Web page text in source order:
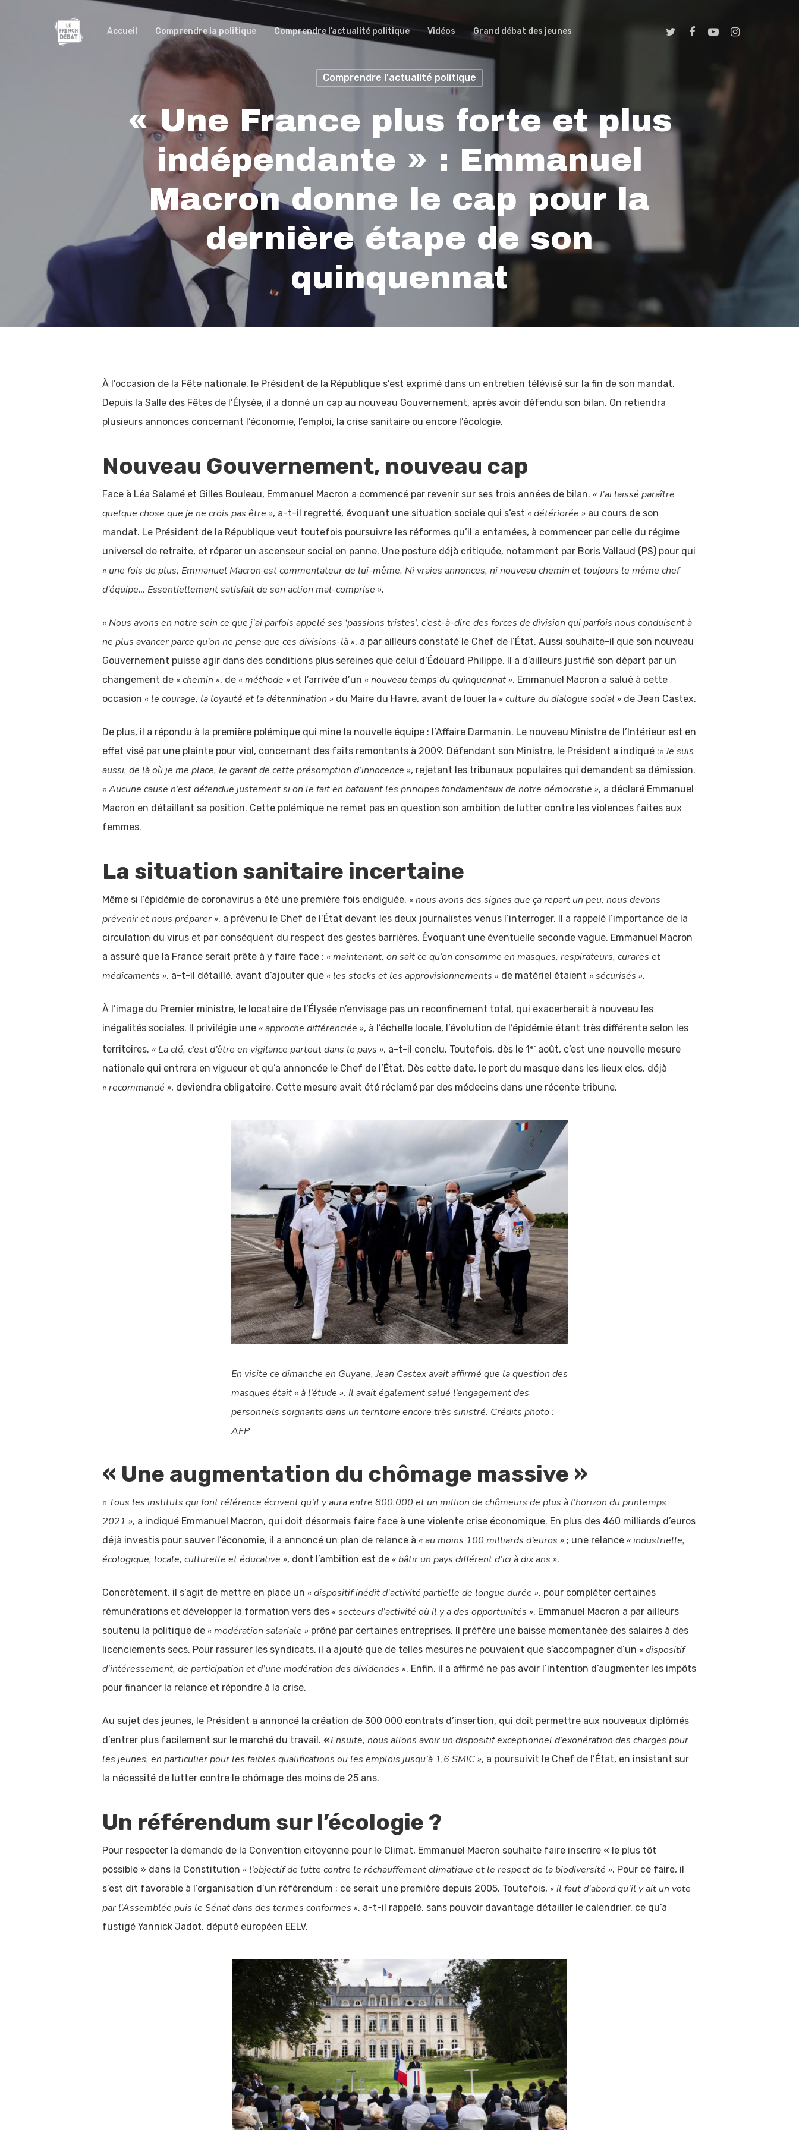
Accueil Comprendre la politique Comprendre l’actualité politique Vidéos Grand débat des jeunes
Comprendre l'actualité politique
« Une France plus forte et plus
indépendante » : Emmanuel
Macron donne le cap pour la
dernière étape de son
quinquennat
À l’occasion de la Fête nationale, le Président de la République s’est exprimé dans un entretien télévisé sur la fin de son mandat.
Depuis la Salle des Fêtes de l’Élysée, il a donné un cap au nouveau Gouvernement, après avoir défendu son bilan. On retiendra
plusieurs annonces concernant l’économie, l’emploi, la crise sanitaire ou encore l’écologie.
Nouveau Gouvernement, nouveau cap
Face à Léa Salamé et Gilles Bouleau, Emmanuel Macron a commencé par revenir sur ses trois années de bilan. « J’ai laissé paraître
quelque chose que je ne crois pas être », a-t-il regretté, évoquant une situation sociale qui s’est « détériorée » au cours de son
mandat. Le Président de la République veut toutefois poursuivre les réformes qu’il a entamées, à commencer par celle du régime
universel de retraite, et réparer un ascenseur social en panne. Une posture déjà critiquée, notamment par Boris Vallaud (PS) pour qui
« une fois de plus, Emmanuel Macron est commentateur de lui-même. Ni vraies annonces, ni nouveau chemin et toujours le même chef
d’équipe… Essentiellement satisfait de son action mal-comprise ».
« Nous avons en notre sein ce que j’ai parfois appelé ses ‘passions tristes’, c’est-à-dire des forces de division qui parfois nous conduisent à
ne plus avancer parce qu’on ne pense que ces divisions-là », a par ailleurs constaté le Chef de l’État. Aussi souhaite-il que son nouveau
Gouvernement puisse agir dans des conditions plus sereines que celui d’Édouard Philippe. Il a d’ailleurs justifié son départ par un
changement de « chemin », de « méthode » et l’arrivée d’un « nouveau temps du quinquennat ». Emmanuel Macron a salué à cette
occasion « le courage, la loyauté et la détermination » du Maire du Havre, avant de louer la « culture du dialogue social » de Jean Castex.
De plus, il a répondu à la première polémique qui mine la nouvelle équipe : l’Affaire Darmanin. Le nouveau Ministre de l’Intérieur est en
effet visé par une plainte pour viol, concernant des faits remontants à 2009. Défendant son Ministre, le Président a indiqué :« Je suis
aussi, de là où je me place, le garant de cette présomption d’innocence », rejetant les tribunaux populaires qui demandent sa démission.
« Aucune cause n’est défendue justement si on le fait en bafouant les principes fondamentaux de notre démocratie », a déclaré Emmanuel
Macron en détaillant sa position. Cette polémique ne remet pas en question son ambition de lutter contre les violences faites aux
femmes.
La situation sanitaire incertaine
Même si l’épidémie de coronavirus a été une première fois endiguée, « nous avons des signes que ça repart un peu, nous devons
prévenir et nous préparer », a prévenu le Chef de l’État devant les deux journalistes venus l’interroger. Il a rappelé l’importance de la
circulation du virus et par conséquent du respect des gestes barrières. Évoquant une éventuelle seconde vague, Emmanuel Macron
a assuré que la France serait prête à y faire face : « maintenant, on sait ce qu’on consomme en masques, respirateurs, curares et
médicaments », a-t-il détaillé, avant d’ajouter que « les stocks et les approvisionnements » de matériel étaient « sécurisés ».
À l’image du Premier ministre, le locataire de l’Élysée n’envisage pas un reconfinement total, qui exacerberait à nouveau les
inégalités sociales. Il privilégie une « approche différenciée », à l’échelle locale, l’évolution de l’épidémie étant très différente selon les
territoires. « La clé, c’est d’être en vigilance partout dans le pays », a-t-il conclu. Toutefois, dès le 1 er août, c’est une nouvelle mesure
nationale qui entrera en vigueur et qu’a annoncée le Chef de l’État. Dès cette date, le port du masque dans les lieux clos, déjà
« recommandé », deviendra obligatoire. Cette mesure avait été réclamé par des médecins dans une récente tribune.
En visite ce dimanche en Guyane, Jean Castex avait affirmé que la question des
masques était « à l’étude ». Il avait également salué l’engagement des
personnels soignants dans un territoire encore très sinistré. Crédits photo :
AFP
« Une augmentation du chômage massive »
« Tous les instituts qui font référence écrivent qu’il y aura entre 800.000 et un million de chômeurs de plus à l’horizon du printemps
2021 », a indiqué Emmanuel Macron, qui doit désormais faire face à une violente crise économique. En plus des 460 milliards d’euros
déjà investis pour sauver l’économie, il a annoncé un plan de relance à « au moins 100 milliards d’euros » ; une relance « industrielle,
écologique, locale, culturelle et éducative », dont l’ambition est de « bâtir un pays différent d’ici à dix ans ».
Concrètement, il s’agit de mettre en place un « dispositif inédit d’activité partielle de longue durée », pour compléter certaines
rémunérations et développer la formation vers des « secteurs d’activité où il y a des opportunités ». Emmanuel Macron a par ailleurs
soutenu la politique de « modération salariale » prôné par certaines entreprises. Il préfère une baisse momentanée des salaires à des
licenciements secs. Pour rassurer les syndicats, il a ajouté que de telles mesures ne pouvaient que s’accompagner d’un « dispositif
d’intéressement, de participation et d’une modération des dividendes ». Enfin, il a affirmé ne pas avoir l’intention d’augmenter les impôts
pour financer la relance et répondre à la crise.
Au sujet des jeunes, le Président a annoncé la création de 300 000 contrats d’insertion, qui doit permettre aux nouveaux diplômés
d’entrer plus facilement sur le marché du travail. «Ensuite, nous allons avoir un dispositif exceptionnel d’exonération des charges pour
les jeunes, en particulier pour les faibles qualifications ou les emplois jusqu’à 1,6 SMIC », a poursuivit le Chef de l’État, en insistant sur
la nécessité de lutter contre le chômage des moins de 25 ans.
Un référendum sur l’écologie ?
Pour respecter la demande de la Convention citoyenne pour le Climat, Emmanuel Macron souhaite faire inscrire « le plus tôt
possible » dans la Constitution « l’objectif de lutte contre le réchauffement climatique et le respect de la biodiversité ». Pour ce faire, il
s’est dit favorable à l’organisation d’un référendum ; ce serait une première depuis 2005. Toutefois, « il faut d’abord qu’il y ait un vote
par l’Assemblée puis le Sénat dans des termes conformes », a-t-il rappelé, sans pouvoir davantage détailler le calendrier, ce qu’a
fustigé Yannick Jadot, député européen EELV.